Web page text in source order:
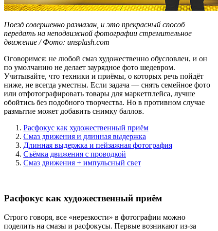
Поезд совершенно размазан, и это прекрасный способ
передать на неподвижной фотографии стремительное
движение / Фото: unsplash.com
Оговоримся: не любой смаз художественно обусловлен, и он
по умолчанию не делает заурядное фото шедевром.
Учитывайте, что техники и приёмы, о которых речь пойдёт
ниже, не всегда уместны. Если задача — снять семейное фото
или отфотографировать товары для маркетплейса, лучше
обойтись без подобного творчества. Но в противном случае
размытие может добавить снимку баллов.
Расфокус как художественный приём
Смаз движения и длинная выдержка
Длинная выдержка и пейзажная фотография
Съёмка движения с проводкой
Смаз движения + импульсный свет
Расфокус как художественный приём
Строго говоря, все «нерезкости» в фотографии можно
поделить на смазы и расфокусы. Первые возникают из-за